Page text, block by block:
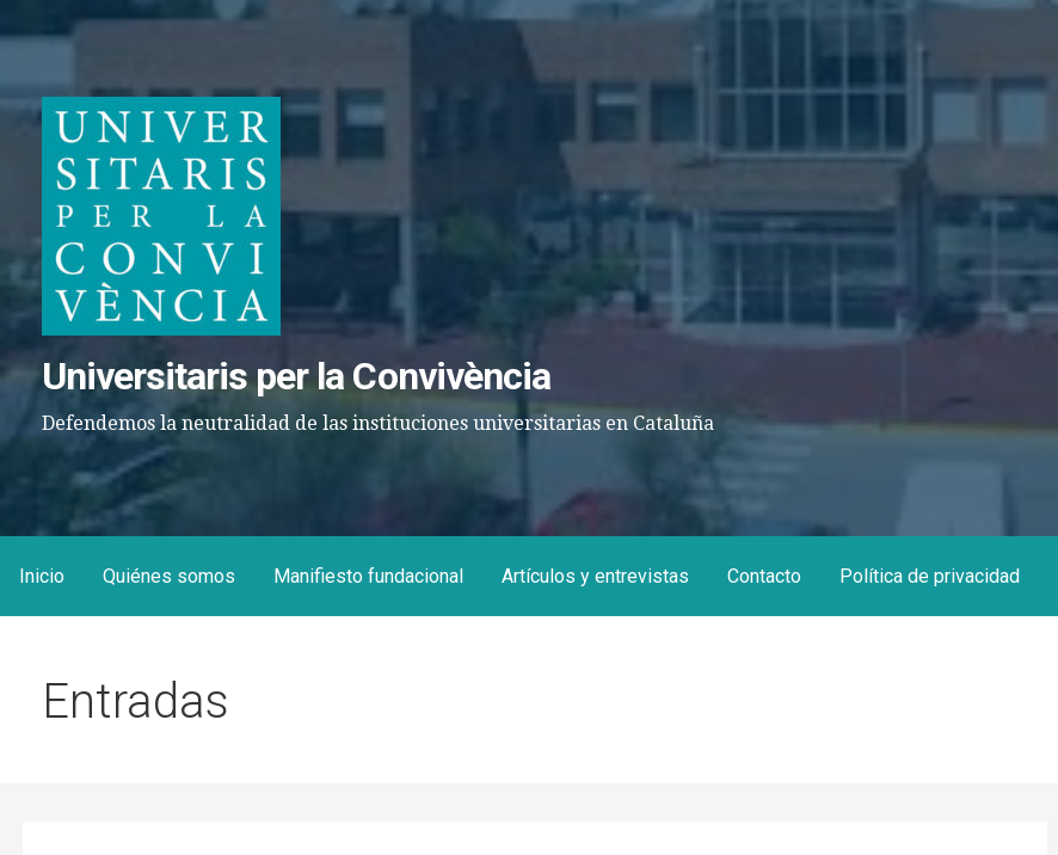
Universitaris per la Convivència
Defendemos la neutralidad de las instituciones universitarias en Cataluña
Inicio Quiénes somos Manifiesto fundacional Artículos y entrevistas Contacto Política de privacidad
Entradas